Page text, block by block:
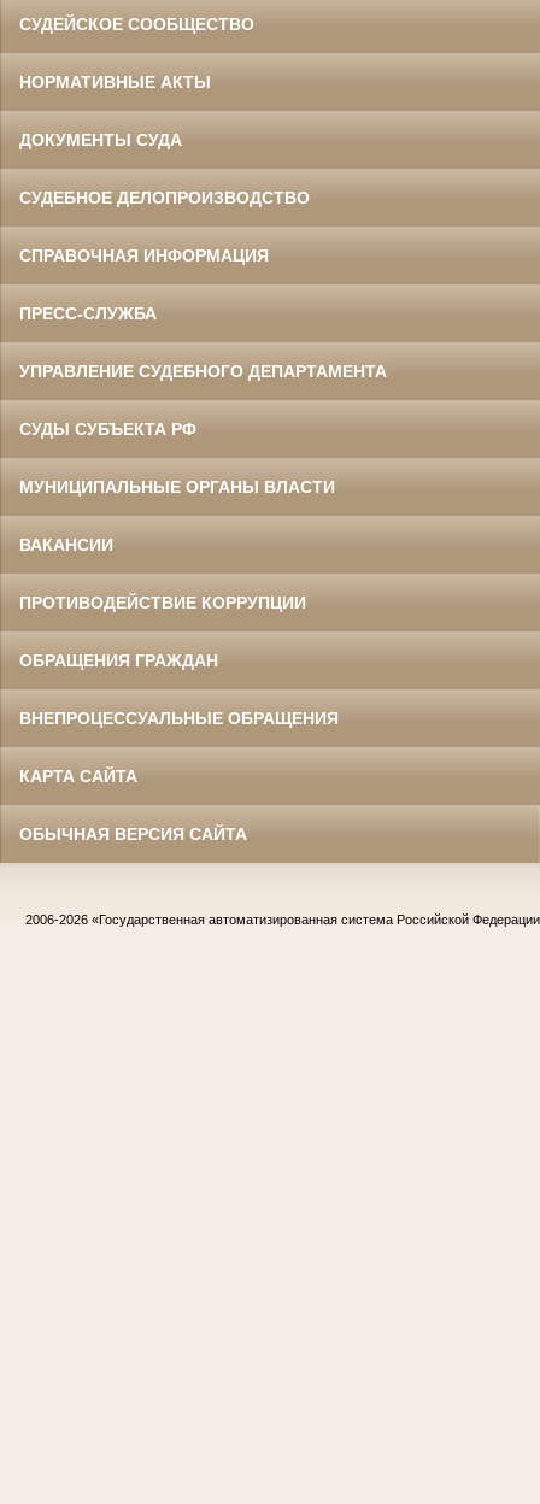
СУДЕЙСКОЕ СООБЩЕСТВО
НОРМАТИВНЫЕ АКТЫ
ДОКУМЕНТЫ СУДА
СУДЕБНОЕ ДЕЛОПРОИЗВОДСТВО
СПРАВОЧНАЯ ИНФОРМАЦИЯ
ПРЕСС-СЛУЖБА
УПРАВЛЕНИЕ СУДЕБНОГО ДЕПАРТАМЕНТА
СУДЫ СУБЪЕКТА РФ
МУНИЦИПАЛЬНЫЕ ОРГАНЫ ВЛАСТИ
ВАКАНСИИ
ПРОТИВОДЕЙСТВИЕ КОРРУПЦИИ
ОБРАЩЕНИЯ ГРАЖДАН
ВНЕПРОЦЕССУАЛЬНЫЕ ОБРАЩЕНИЯ
КАРТА САЙТА
ОБЫЧНАЯ ВЕРСИЯ САЙТА
2006-2026 «Государственная автоматизированная система Российской